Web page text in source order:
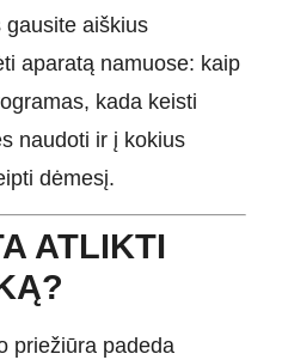
gausite aiškius
aparatą namuose: kaip
kada keisti
naudoti ir į kokius
dėmesį.
ATLIKTI
priežiūra padeda